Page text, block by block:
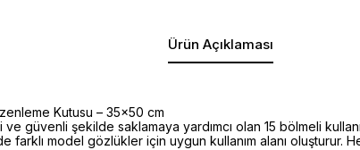
Ürün Açıklaması
Kutusu – 35x50 cm
güvenli şekilde saklamaya yardımcı olan 15 bölmeli
farklı model gözlükler için uygun kullanım alanı oluşturur.